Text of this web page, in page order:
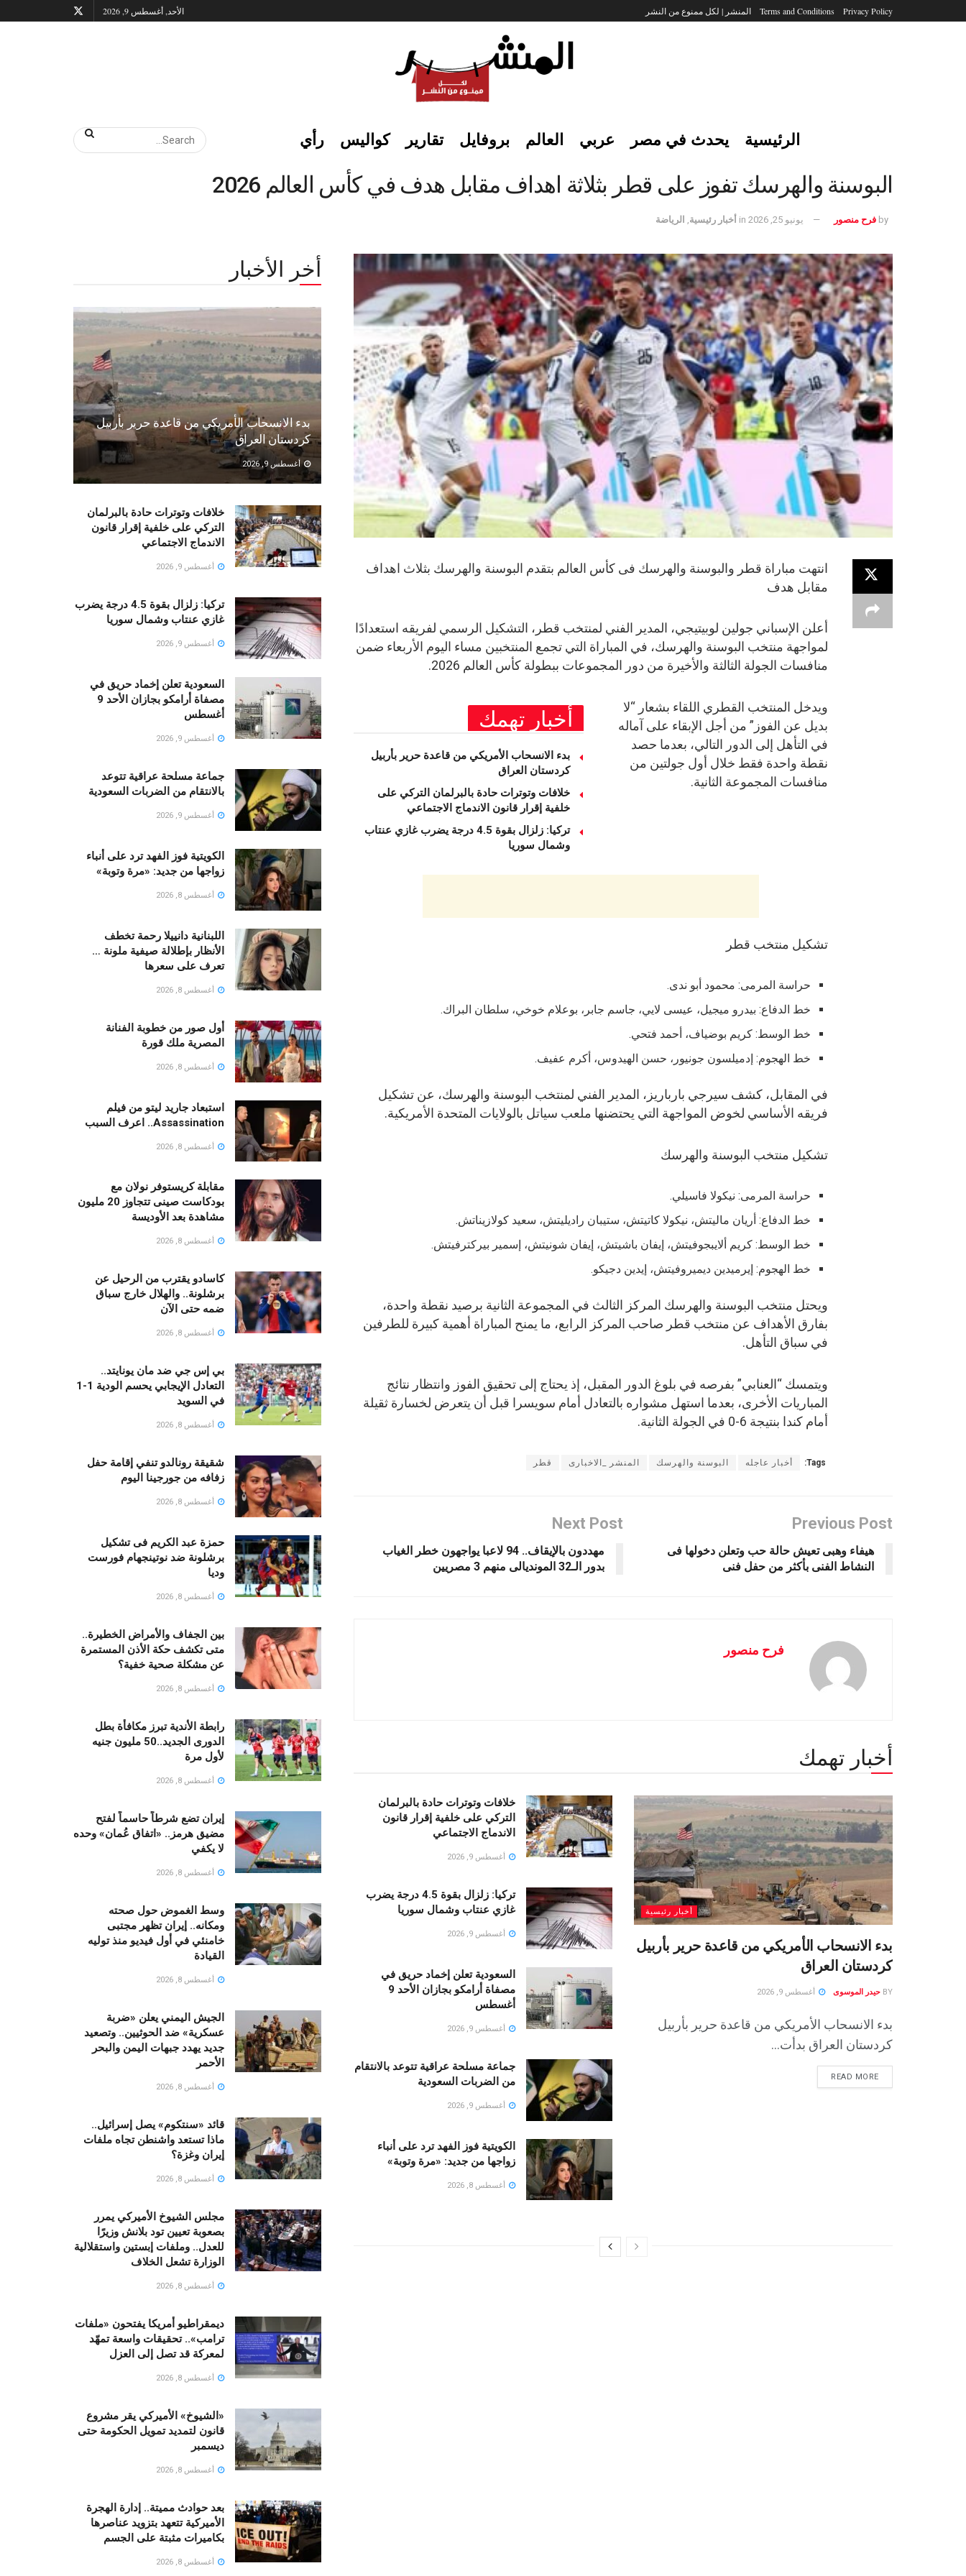
Privacy Policy
Terms and Conditions المنشر | لكل ممنوع من النشر الأحد, أغسطس 9, 2026
الرئيسية يحدث في مصر عربي العالم بروفايل تقارير كواليس رأي
البوسنة والهرسك تفوز على قطر بثلاثة اهداف مقابل هدف في كأس العالم 2026
by فرح منصور يونيو 25, 2026 in أخبار رئيسية الرياضة
انتهت مباراة قطر والبوسنة والهرسك فى كأس العالم بتقدم البوسنة والهرسك بثلاث اهداف
مقابل هدف
أعلن الإسباني جولين لوبيتيجي، المدير الفني لمنتخب قطر، التشكيل الرسمي لفريقه استعدادًا
لمواجهة منتخب البوسنة والهرسك، في المباراة التي تجمع المنتخبين مساء اليوم الأربعاء ضمن
منافسات الجولة الثالثة والأخيرة من دور المجموعات ببطولة كأس العالم 2026.
أخبار تهمك
بدء الانسحاب الأمريكي من قاعدة حرير بأربيل
كردستان العراق
خلافات وتوترات حادة بالبرلمان التركي على
خلفية إقرار قانون الاندماج الاجتماعي
تركيا: زلزال بقوة 4.5 درجة يضرب غازي عنتاب
وشمال سوريا
ويدخل المنتخب القطري اللقاء بشعار “لا
بديل عن الفوز” من أجل الإبقاء على آماله
في التأهل إلى الدور التالي، بعدما حصد
نقطة واحدة فقط خلال أول جولتين من
منافسات المجموعة الثانية.
تشكيل منتخب قطر
حراسة المرمى: محمود أبو ندى.
خط الدفاع: بيدرو ميجيل، عيسى لايي، جاسم جابر، بوعلام خوخي، سلطان البراك.
خط الوسط: كريم بوضياف، أحمد فتحي.
خط الهجوم: إدميلسون جونيور، حسن الهيدوس، أكرم عفيف.
في المقابل، كشف سيرجي بارباريز، المدير الفني لمنتخب البوسنة والهرسك، عن تشكيل
فريقه الأساسي لخوض المواجهة التي يحتضنها ملعب سياتل بالولايات المتحدة الأمريكية.
تشكيل منتخب البوسنة والهرسك
حراسة المرمى: نيكولا فاسيلي.
خط الدفاع: أريان ماليتش، نيكولا كاتيتش، ستيبان راديليتش، سعيد كولازيناتش.
خط الوسط: كريم ألايبجوفيتش، إيفان باشيتش، إيفان شونيتش، إسمير بيركترفيتش.
خط الهجوم: إيرميدين ديميروفيتش، إيدين دجيكو.
ويحتل منتخب البوسنة والهرسك المركز الثالث في المجموعة الثانية برصيد نقطة واحدة،
بفارق الأهداف عن منتخب قطر صاحب المركز الرابع، ما يمنح المباراة أهمية كبيرة للطرفين
في سباق التأهل.
ويتمسك “العنابي” بفرصه في بلوغ الدور المقبل، إذ يحتاج إلى تحقيق الفوز وانتظار نتائج
المباريات الأخرى، بعدما استهل مشواره بالتعادل أمام سويسرا قبل أن يتعرض لخسارة ثقيلة
أمام كندا بنتيجة 6-0 في الجولة الثانية.
Tags: أخبار عاجله البوسنة والهرسك المنشر _الاخبارى قطر
Previous Post
هيفاء وهبى تعيش حالة حب وتعلن دخولها فى
النشاط الفنى بأكثر من حفل فنى
Next Post
مهددون بالإيقاف.. 94 لاعبا يواجهون خطر الغياب
بدور الـ32 المونديالى منهم 3 مصريين
فرح منصور
أخبار تهمك
أخبار رئيسية
بدء الانسحاب الأمريكي من قاعدة حرير بأربيل
كردستان العراق
BY حيدر الموسوى أغسطس 9, 2026
بدء الانسحاب الأمريكي من قاعدة حرير بأربيل
كردستان العراق بدأت...
READ MORE
خلافات وتوترات حادة بالبرلمان
التركي على خلفية إقرار قانون
الاندماج الاجتماعي
أغسطس 9, 2026
تركيا: زلزال بقوة 4.5 درجة يضرب
غازي عنتاب وشمال سوريا
أغسطس 9, 2026
السعودية تعلن إخماد حريق في
مصفاة أرامكو بجازان الأحد 9
أغسطس
أغسطس 9, 2026
جماعة مسلحة عراقية تتوعد بالانتقام
من الضربات السعودية
أغسطس 9, 2026
الكويتية فوز الفهد ترد على أنباء
زواجها من جديد: «مرة وتوبة» ‏
أغسطس 8, 2026
أخر الأخبار
بدء الانسحاب الأمريكي من قاعدة حرير بأربيل
كردستان العراق
أغسطس 9, 2026
خلافات وتوترات حادة بالبرلمان
التركي على خلفية إقرار قانون
الاندماج الاجتماعي
أغسطس 9, 2026
تركيا: زلزال بقوة 4.5 درجة يضرب
غازي عنتاب وشمال سوريا
أغسطس 9, 2026
السعودية تعلن إخماد حريق في
مصفاة أرامكو بجازان الأحد 9
أغسطس
أغسطس 9, 2026
جماعة مسلحة عراقية تتوعد
بالانتقام من الضربات السعودية
أغسطس 9, 2026
الكويتية فوز الفهد ترد على أنباء
زواجها من جديد: «مرة وتوبة» ‏
أغسطس 8, 2026
اللبنانية دانييلا رحمة تخطف
الأنظار بإطلالة صيفية ملونة …
تعرف على سعرها
أغسطس 8, 2026
أول صور من خطوبة الفنانة
المصرية ملك قورة
أغسطس 8, 2026
استبعاد جاريد ليتو من فيلم
Assassination.. اعرف السبب
أغسطس 8, 2026
مقابلة كريستوفر نولان مع
بودكاست صينى تتجاوز 20 مليون
مشاهدة بعد الأوديسة
أغسطس 8, 2026
كاسادو يقترب من الرحيل عن
برشلونة.. والهلال خارج سباق
ضمه حتى الآن
أغسطس 8, 2026
بي إس جي ضد مان يونايتد..
التعادل الإيجابي يحسم الودية 1-1
في السويد
أغسطس 8, 2026
شقيقة رونالدو تنفي إقامة حفل
زفافه من جورجينا اليوم
أغسطس 8, 2026
حمزة عبد الكريم فى تشكيل
برشلونة ضد نوتينجهام فورست
وديا
أغسطس 8, 2026
بين الجفاف والأمراض الخطيرة..
متى تكشف حكة الأذن المستمرة
عن مشكلة صحية خفية؟
أغسطس 8, 2026
رابطة الأندية تبرز مكافأة بطل
الدورى الجديد..50 مليون جنيه
لأول مرة
أغسطس 8, 2026
إيران تضع شرطاً حاسماً لفتح
مضيق هرمز.. «اتفاق عُمان» وحده
لا يكفي
أغسطس 8, 2026
وسط الغموض حول صحته
ومكانه.. إيران تظهر مجتبى
خامنئي في أول فيديو منذ توليه
القيادة
أغسطس 8, 2026
الجيش اليمني يعلن «ضربة
عسكرية» ضد الحوثيين.. وتصعيد
جديد يهدد جبهات اليمن والبحر
الأحمر
أغسطس 8, 2026
قائد «سنتكوم» يصل إسرائيل..
ماذا تستعد واشنطن تجاه ملفات
إيران وغزة؟
أغسطس 8, 2026
مجلس الشيوخ الأميركي يمرر
بصعوبة تعيين تود بلانش وزيرًا
للعدل.. وملفات إبستين واستقلالية
الوزارة تشعل الخلاف
أغسطس 8, 2026
ديمقراطيو أمريكا يفتحون «ملفات
ترامب».. تحقيقات واسعة تمهّد
لمعركة قد تصل إلى العزل
أغسطس 8, 2026
«الشيوخ» الأميركي يقر مشروع
قانون لتمديد تمويل الحكومة حتى
ديسمبر
أغسطس 8, 2026
بعد حوادث مميتة.. إدارة الهجرة
الأميركية تتعهد بتزويد عناصرها
بكاميرات مثبتة على الجسم
أغسطس 8, 2026